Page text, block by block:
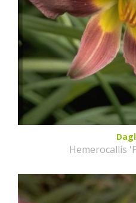
Hemerocallis